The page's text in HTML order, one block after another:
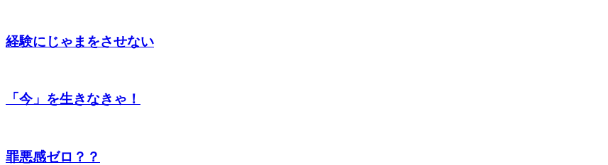
経験にじゃまをさせない
「今」を生きなきゃ！
罪悪感ゼロ？？